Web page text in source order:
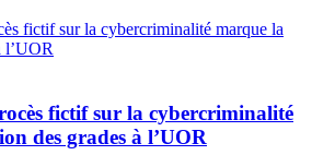
fictif sur la cybercriminalité
des grades à l’UOR